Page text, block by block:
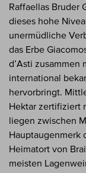
Raffaellas Bruder
dieses hohe
unermüdliche
das Erbe
d’Asti zusammen
international
hervorbringt.
Hektar zertifiziert
liegen zwischen
Hauptaugenmerk
Heimatort von
meisten